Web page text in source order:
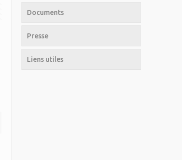
Documents
Presse
Liens utiles